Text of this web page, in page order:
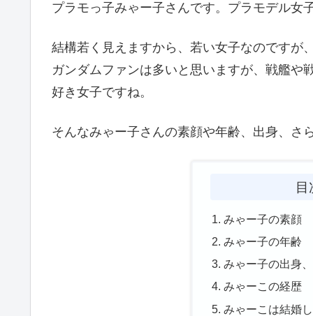
プラモっ子みゃー子さんです。プラモデル女
結構若く見えますから、若い女子なのですが
ガンダムファンは多いと思いますが、戦艦や
好き女子ですね。
そんなみゃー子さんの素顔や年齢、出身、さ
目
みゃー子の素顔
みゃー子の年齢
みゃー子の出身
みゃーこの経歴
みゃーこは結婚